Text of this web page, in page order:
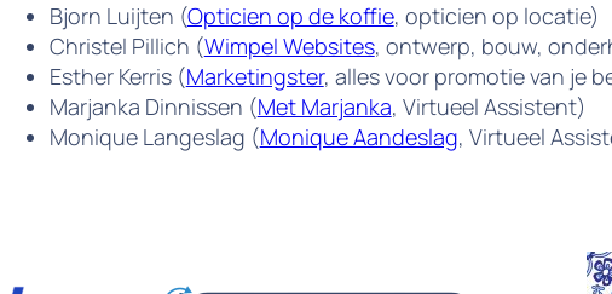
Bjorn Luijten (Opticien op de koffie, opticien op locatie)
Christel Pillich (Wimpel Websites, ontwerp, bouw,
Esther Kerris (Marketingster, alles voor promotie van je
Marjanka Dinnissen (Met Marjanka, Virtueel Assistent)
Monique Langeslag (Monique Aandeslag, Virtueel